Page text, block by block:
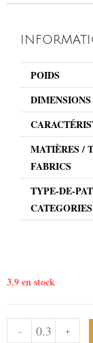
POIDS
DIMENSIONS
MATIÈRES /
FABRICS
TYPE-DE-
CATEGORIES
3.9 en stock
- +